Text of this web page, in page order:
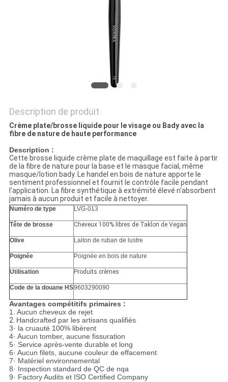
Description de produit
Crème plate/brosse liquide pour le visage ou Bady avec la
fibre de nature de haute performance
Description :
Cette brosse liquide crème plate de maquillage est faite à partir
de la fibre de nature pour la base et le masque facial, même
masque/lotion bady. Le handel en bois de nature apporte le
sentiment professionnel et fournit le contrôle facile pendant
l'application. La fibre synthétique à extrémité élevé n'absorbent
jamais à aucun produit et facile à nettoyer.
Numéro de type LVG-013
Tête de brosse Cheveux 100% libres de Taklon de Vegan
Olive Laiton de ruban de lustre
Poignée Poignée en bois de nature
Utilisation Produits crèmes
Code de la douane HS9603290090
Avantages compétitifs primaires :
1. Aucun cheveux de rejet
2. Handcrafted par les artisans qualifiés
3· la cruauté 100% libèrent
4· Aucun tomber, aucune fissuration
5· Service après-vente durable et long
6· Aucun filets, aucune couleur de effacement
7· Matériel environnemental
8· Inspection standard de QC de nqa
9· Factory Audits et ISO Certified Company